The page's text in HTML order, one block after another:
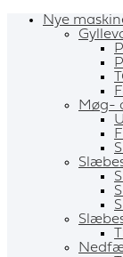
Nye
Møg-